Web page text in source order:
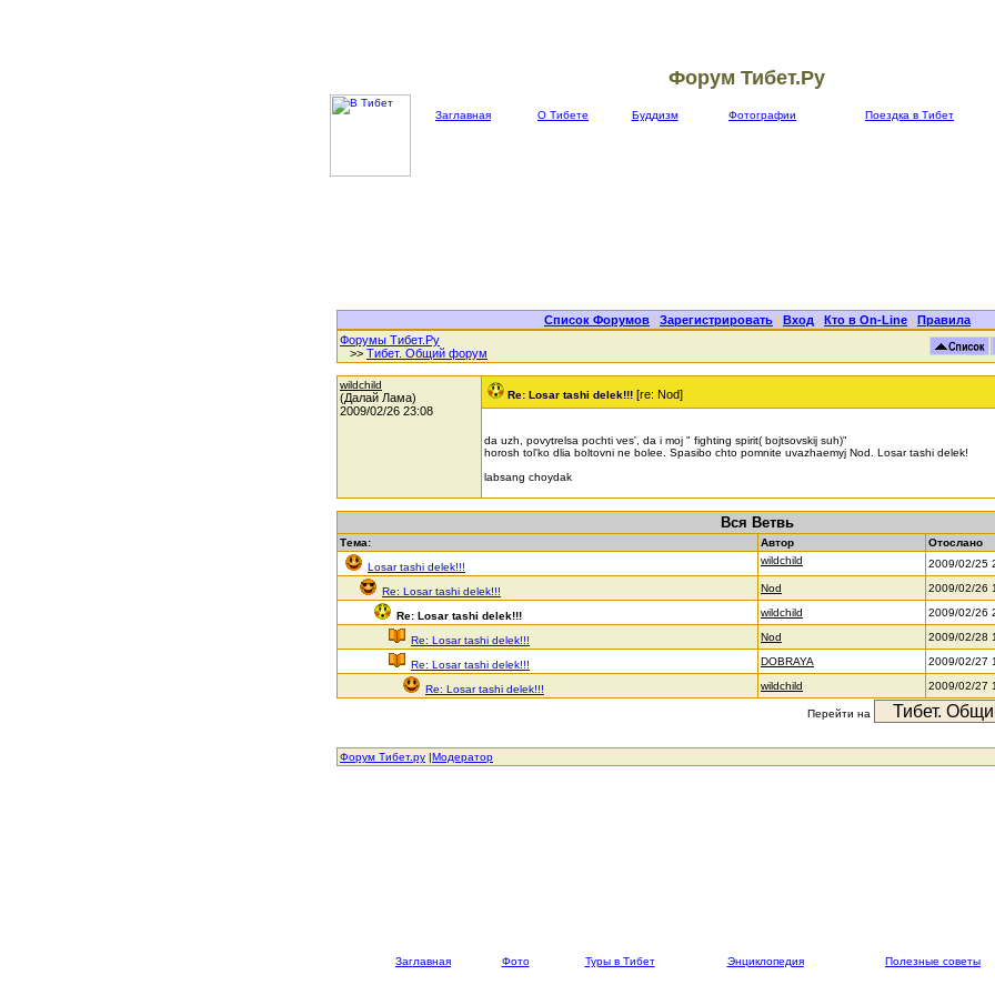
Форум Тибет.Ру
Заглавная О Тибете Буддизм Фотографии Поездка в Тибет
Список Форумов | Зарегистрировать | Вход | Кто в On-Line | Правила
Форумы Тибет.Ру
>> Тибет. Общий форум
wildchild
(Далай Лама)
2009/02/26 23:08
Re: Losar tashi delek!!! [re: Nod]
da uzh, povytrelsa pochti ves', da i moj " fighting spirit( bojtsovskij suh)"
horosh tol'ko dlia boltovni ne bolee. Spasibo chto pomnite uvazhaemyj Nod. Losar tashi delek!
labsang choydak
Вся Ветвь
Тема: Автор
Отослано
Losar tashi delek!!!
wildchild 2009/02/25
Re: Losar tashi delek!!! Nod 2009/02/26
Re: Losar tashi delek!!! wildchild 2009/02/26
Re: Losar tashi delek!!! Nod 2009/02/28
Re: Losar tashi delek!!! DOBRAYA 2009/02/27
Re: Losar tashi delek!!! wildchild 2009/02/27
Перейти на
Форум Тибет.ру |Модератор
Заглавная Фото Туры в Тибет Энциклопедия Полезные советы